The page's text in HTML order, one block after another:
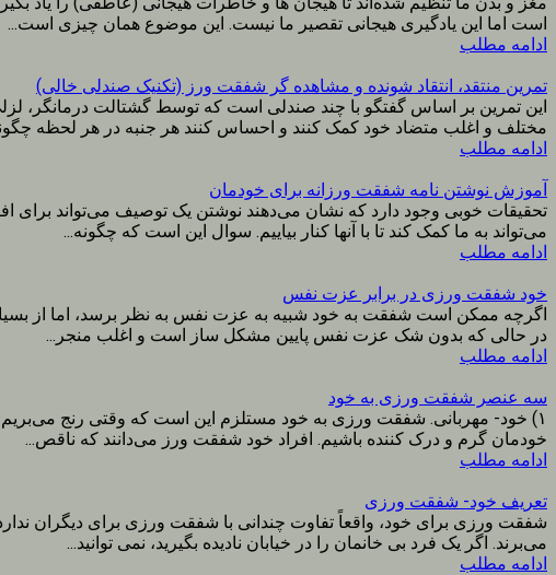
است اما این یادگیری هیجانی تقصیر ما نیست. این موضوع همان چیزی است...
ادامه مطلب
تمرین منتقد، انتقاد شونده و مشاهده گر شفقت ورز (تکنیک صندلی خالی)
این تمرین بر اساس گفتگو با چند صندلی است که توسط گشتالت درمانگر،
مختلف و اغلب متضاد خود کمک کنند و احساس کنند هر جنبه در هر لحظه
ادامه مطلب
آموزش نوشتن نامه شفقت ورزانه برای خودمان
تحقیقات خوبی وجود دارد که نشان می‌دهند نوشتن یک توصیف می‌تواند برای
می‌تواند به ما کمک کند تا با آنها کنار بیاییم. سوال این است که چگونه...
ادامه مطلب
خود شفقت ورزی در برابر عزت نفس
اگرچه ممکن است شفقت به خود شبیه به عزت نفس به نظر برسد، اما از
در حالی که بدون شک عزت نفس پایین مشکل ساز است و اغلب منجر...
ادامه مطلب
سه عنصر شفقت ورزی به خود
۱) خود- مهربانی. شفقت ورزی به خود مستلزم این است که وقتی رنج
خودمان گرم و درک کننده باشیم. افراد خود شفقت ورز می‌دانند که ناقص...
ادامه مطلب
تعریف خود- شفقت ورزی
شفقت ورزی برای خود، واقعاً تفاوت چندانی با شفقت ورزی برای دیگران
می‌برند. اگر یک فرد بی خانمان را در خیابان نادیده بگیرید، نمی توانید...
ادامه مطلب